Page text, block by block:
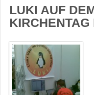
LUKI AUF
KIRCHENTAG